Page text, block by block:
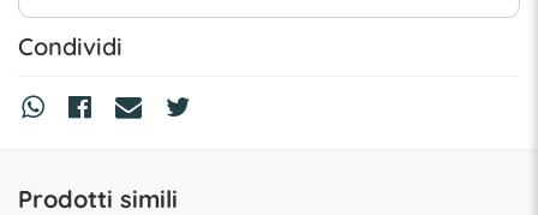
Condividi
Prodotti simili